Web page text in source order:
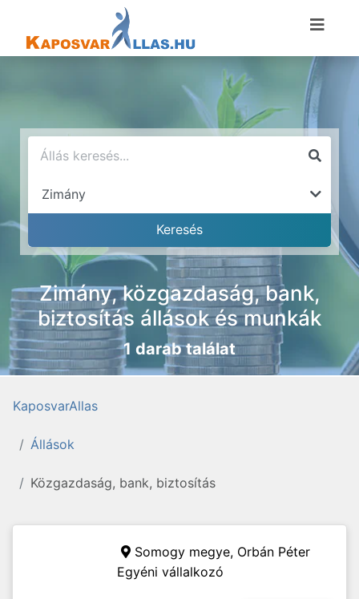
Zimány, közgazdaság, bank,
biztosítás állások és munkák
1 darab találat
KaposvarAllas
Állások
Közgazdaság, bank, biztosítás
Somogy megye, Orbán Péter
Egyéni vállalkozó